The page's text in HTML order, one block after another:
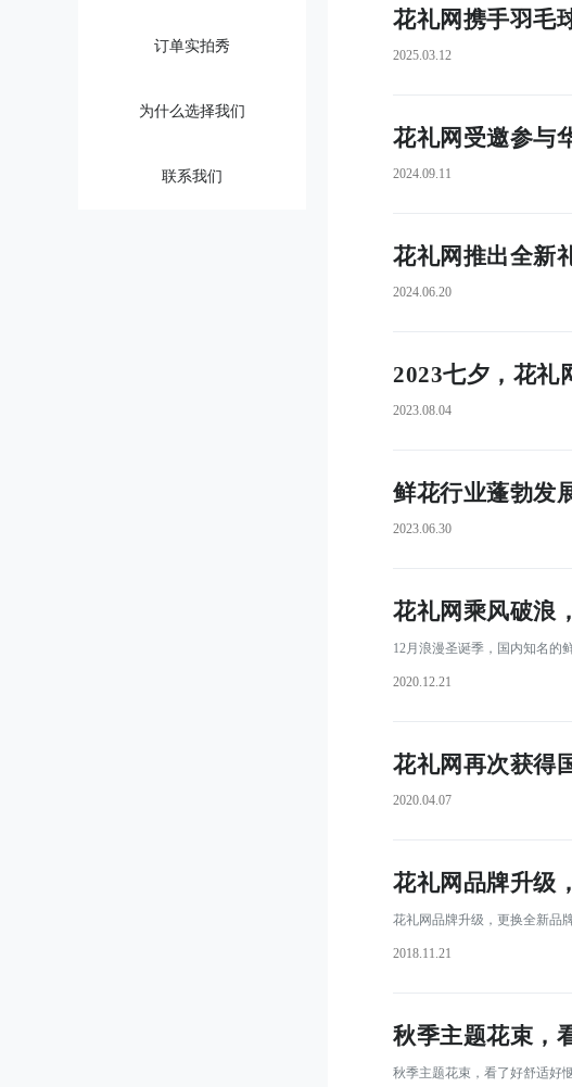
花礼网携手羽毛
2025.03.12
花礼网受邀参与
2024.09.11
花礼网推出全新
2024.06.20
2023七夕，花礼
2023.08.04
鲜花行业蓬勃发
2023.06.30
花礼网乘风破浪
12月浪漫圣诞季，国内知名的
2020.12.21
花礼网再次获得
2020.04.07
花礼网品牌升级
花礼网品牌升级，更换全新品
2018.11.21
秋季主题花束，
秋季主题花束，看了好舒适好
订单实拍秀
为什么选择我们
联系我们